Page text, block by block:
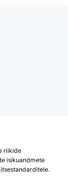
riikide
isikuandmete